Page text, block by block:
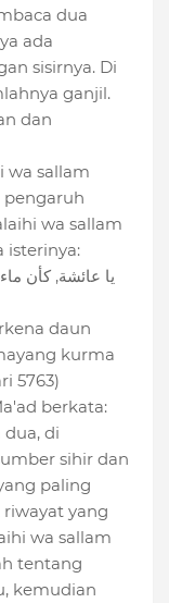
dua
ada
sisirnya. Di
ganjil.
dan
wa sallam
pengaruh
wa sallam
isterinya:
يا عائشة, كأن
daun
kurma
5763)
berkata:
di
sihir dan
paling
yang
wa sallam
tentang
kemudian